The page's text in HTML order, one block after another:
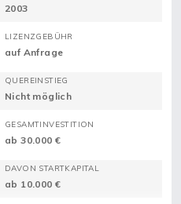
2003
LIZENZGEBÜHR
auf Anfrage
QUEREINSTIEG
Nicht möglich
GESAMTINVESTITION
ab 30.000 €
DAVON STARTKAPITAL
ab 10.000 €